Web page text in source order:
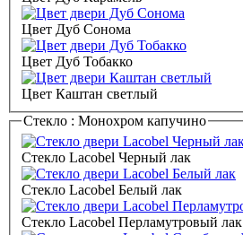
Цвет Дуб Сонома
Цвет Дуб Тобакко
Цвет Каштан светлый
Стекло : Монохром капучино
Стекло Lacobel Черный лак
Стекло Lacobel Белый лак
Стекло Lacobel Перламутровый лак